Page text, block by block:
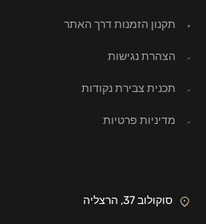
תקנון הזמנות דרך האתר
הצהרת נגישות
תכנית צבירת נקודות
מדיניות פרטיות
סוקולוב 37, הרצליה